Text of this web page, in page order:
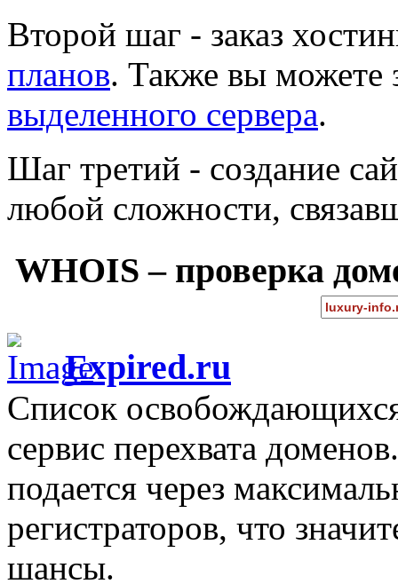
Второй шаг - заказ
планов. Также вы можете
выделенного сервера.
Шаг третий - создание
любой сложности,
WHOIS – проверка
Expired.ru
Список
сервис перехвата
подается через
регистраторов, что
шансы.